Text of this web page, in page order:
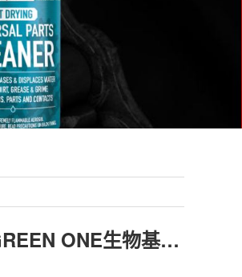
XCP-PROFESSIONAL-GREEN ONE生物基高性能多用途喷剂